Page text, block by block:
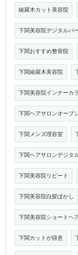
綾羅木カット美容院
下関美容院デジタルパ
下関おすすめ整骨院
下関綾羅木美容院
下関美容院インナーカ
下関ヘアサロンオープ
下関メンズ理容室
下関ヘアサロンデジタ
下関美容院リピート
下関美容院白髪ぼかし
下関美容院ショートヘ
下関カットが得意